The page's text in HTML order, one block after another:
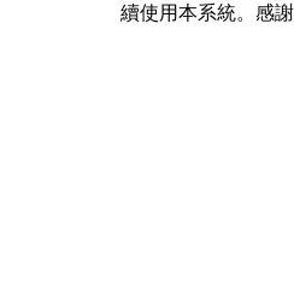
續使用本系統。感謝